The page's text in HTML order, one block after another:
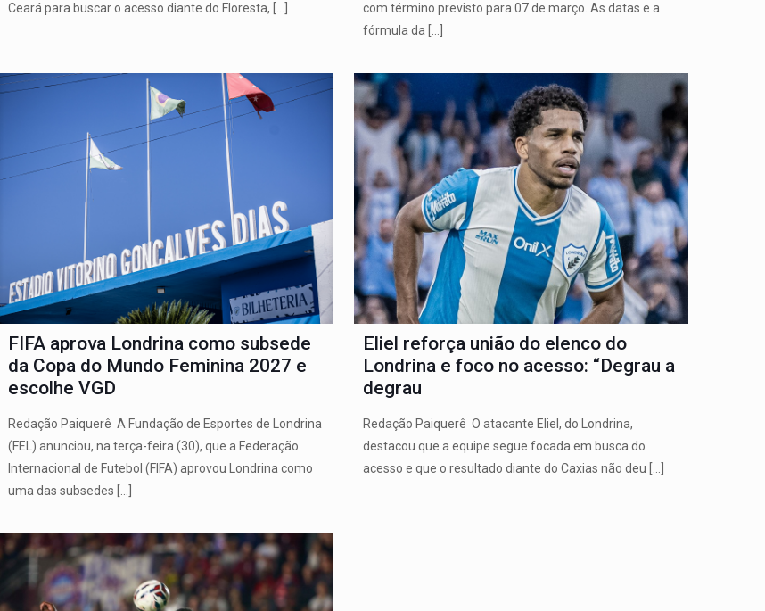
Ceará para buscar o acesso diante do Floresta,
com término previsto para 07 de março. As datas e a
fórmula da
FIFA aprova Londrina como subsede
da Copa do Mundo Feminina 2027 e
escolhe VGD
Redação Paiquerê A Fundação de Esportes de Londrina
(FEL) anunciou, na terça-feira (30), que a Federação
Internacional de Futebol (FIFA) aprovou Londrina como
uma das subsedes
Eliel reforça união do elenco do
Londrina e foco no acesso: “Degrau a
degrau
Redação Paiquerê O atacante Eliel, do Londrina,
destacou que a equipe segue focada em busca do
acesso e que o resultado diante do Caxias não deu